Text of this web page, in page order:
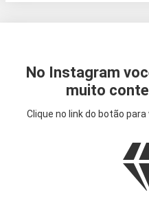
No Instagram
muito
Clique no link do botão